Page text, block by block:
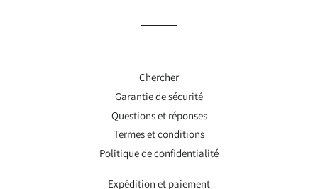
Chercher
Garantie de sécurité
Questions et réponses
Termes et conditions
Politique de confidentialité
Expédition et paiement